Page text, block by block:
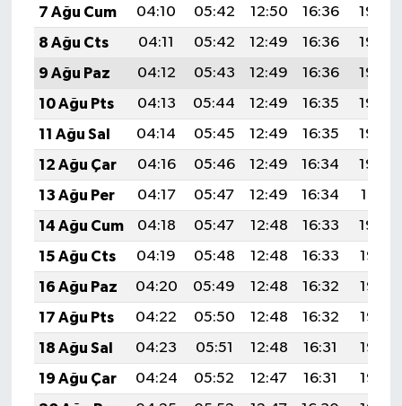
7 Ağu Cum 04:10 05:42 12:50 16:36
19:48
8 Ağu Cts
04:11 05:42 12:49 16:36
19:46
9 Ağu Paz
04:12 05:43 12:49 16:36
19:45
10 Ağu Pts
04:13 05:44 12:49 16:35
19:44
11 Ağu Sal
04:14 05:45 12:49 16:35
19:43
12 Ağu Çar
04:16 05:46 12:49 16:34
19:42
13 Ağu Per
04:17 05:47 12:49 16:34
19:41
14 Ağu Cum
04:18 05:47 12:48 16:33
19:40
15 Ağu Cts
04:19 05:48 12:48 16:33
19:38
16 Ağu Paz
04:20 05:49 12:48 16:32
19:37
17 Ağu Pts
04:22 05:50 12:48 16:32
19:36
18 Ağu Sal
04:23 05:51 12:48 16:31
19:35
19 Ağu Çar
04:24 05:52 12:47 16:31
19:33